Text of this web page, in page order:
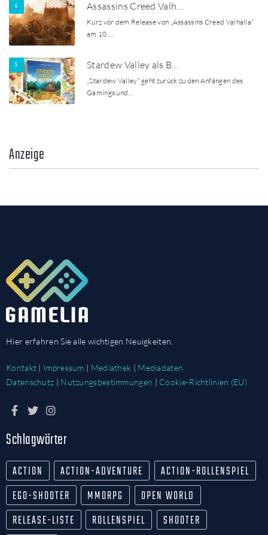
Assassins Creed Valh…
Kurz vor dem Release von „Assassins Creed Valhalla“
am 10.…
Stardew Valley als B…
„Stardew Valley“ geht zurück zu den Anfängen des
Gamings und…
Anzeige
Hier erfahren Sie alle wichtigen Neuigkeiten.
Kontakt | Impressum | Mediathek | Mediadaten
Datenschutz | Nutzungsbestimmungen | Cookie-Richtlinien (EU)
Schlagwörter
ACTION ACTION-ADVENTURE
ACTION-ROLLENSPIEL
EGO-SHOOTER
MMORPG
OPEN WORLD
RELEASE-LISTE
ROLLENSPIEL SHOOTER